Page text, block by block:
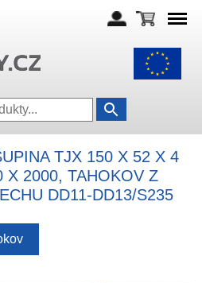
TJX 150 X 52 X 4
X 2000, TAHOKOV Z
DD11-DD13/S235